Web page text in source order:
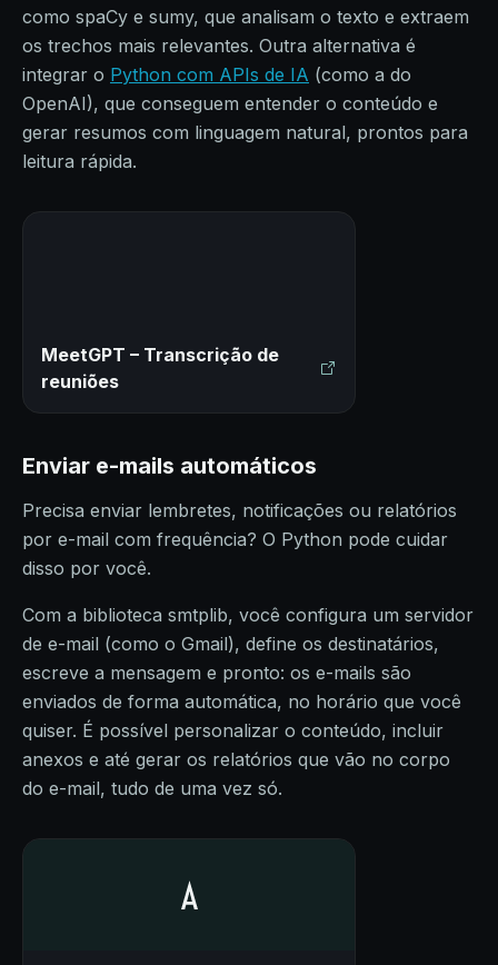
como spaCy e sumy, que analisam o texto e extraem
os trechos mais relevantes. Outra alternativa é
integrar o Python com APIs de IA (como a do
OpenAI), que conseguem entender o conteúdo e
gerar resumos com linguagem natural, prontos para
leitura rápida.
MeetGPT – Transcrição de
reuniões
Enviar e-mails automáticos
Precisa enviar lembretes, notificações ou relatórios
por e-mail com frequência? O Python pode cuidar
disso por você.
Com a biblioteca smtplib, você configura um servidor
de e-mail (como o Gmail), define os destinatários,
escreve a mensagem e pronto: os e-mails são
enviados de forma automática, no horário que você
quiser. É possível personalizar o conteúdo, incluir
anexos e até gerar os relatórios que vão no corpo
do e-mail, tudo de uma vez só.